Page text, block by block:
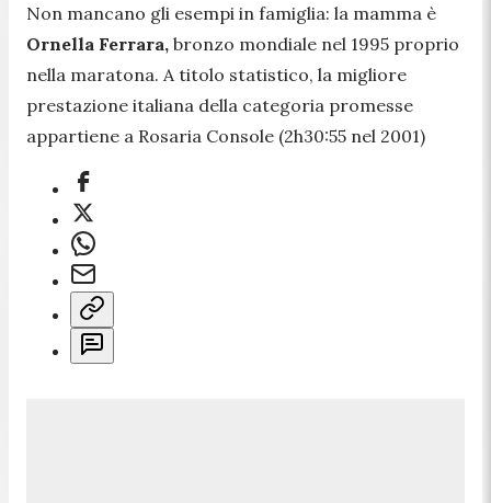
Non mancano gli esempi in famiglia: la mamma è
Ornella Ferrara, bronzo mondiale nel 1995 proprio
nella maratona. A titolo statistico, la migliore
prestazione italiana della categoria promesse
appartiene a Rosaria Console (2h30:55 nel 2001)